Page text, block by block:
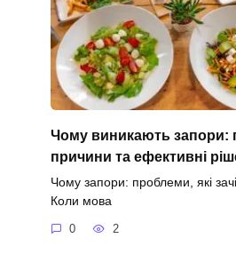
Чому виникають запори:
причини та ефективні
Чому запори: проблеми, які
Коли мова
0 2